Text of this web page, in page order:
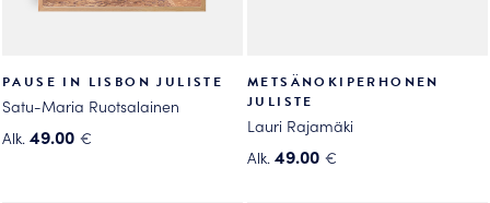
PAUSE IN LISBON JULISTE
Satu-Maria Ruotsalainen
Alk. 49.00 €
METSÄNOKIPERHONEN
JULISTE
Lauri Rajamäki
Alk. 49.00 €